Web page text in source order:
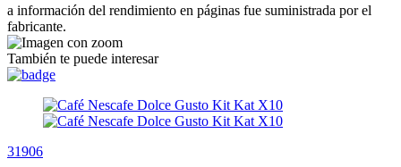
a información del rendimiento en páginas fue suministrada por el
fabricante.
También te puede interesar
31906